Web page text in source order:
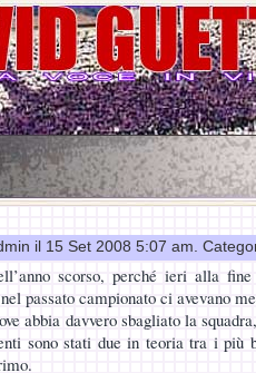
il 15 Set 2008 5:07 am.
scorso, perché ieri alla
passato campionato ci avevano
abbia davvero sbagliato la
sono stati due in teoria tra i più